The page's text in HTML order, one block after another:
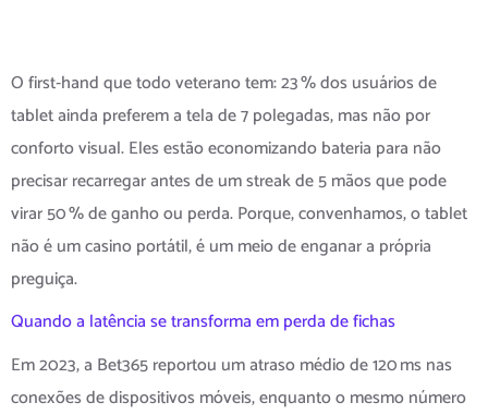
O first‑hand que todo veterano tem: 23 % dos usuários de
tablet ainda preferem a tela de 7 polegadas, mas não por
conforto visual. Eles estão economizando bateria para não
precisar recarregar antes de um streak de 5 mãos que pode
virar 50 % de ganho ou perda. Porque, convenhamos, o tablet
não é um casino portátil, é um meio de enganar a própria
preguiça.
Quando a latência se transforma em perda de fichas
Em 2023, a Bet365 reportou um atraso médio de 120 ms nas
conexões de dispositivos móveis, enquanto o mesmo número